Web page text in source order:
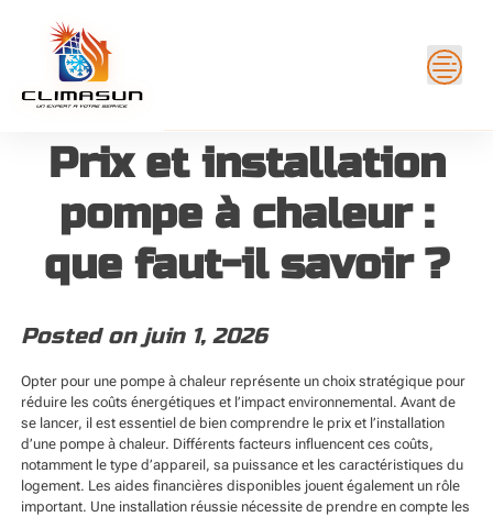
Prix et installation
pompe à chaleur :
que faut-il savoir ?
Posted on juin 1, 2026
Opter pour une pompe à chaleur représente un choix stratégique pour
réduire les coûts énergétiques et l’impact environnemental. Avant de
se lancer, il est essentiel de bien comprendre le prix et l’installation
d’une pompe à chaleur. Différents facteurs influencent ces coûts,
notamment le type d’appareil, sa puissance et les caractéristiques du
logement. Les aides financières disponibles jouent également un rôle
important. Une installation réussie nécessite de prendre en compte les